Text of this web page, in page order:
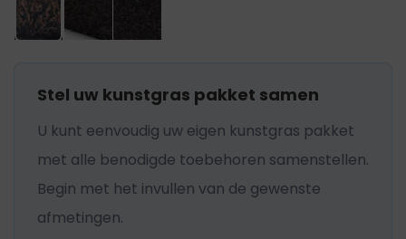
Stel uw kunstgras pakket samen
U kunt eenvoudig uw eigen kunstgras pakket
met alle benodigde toebehoren samenstellen.
Begin met het invullen van de gewenste
afmetingen.